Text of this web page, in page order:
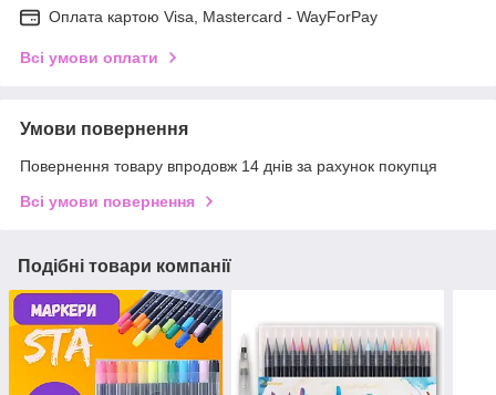
Оплата картою Visa, Mastercard - WayForPay
Всі умови оплати
Умови повернення
Повернення товару впродовж 14 днів за рахунок покупця
Всі умови повернення
Подібні товари компанії